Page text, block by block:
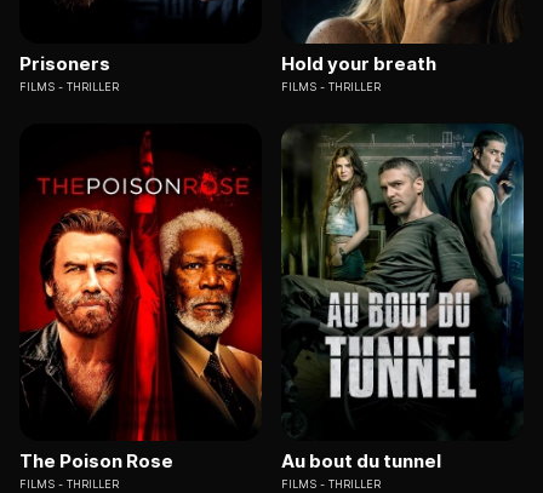
Prisoners
FILMS THRILLER
Hold your breath
FILMS THRILLER
The Poison Rose
FILMS THRILLER
Au bout du tunnel
FILMS THRILLER